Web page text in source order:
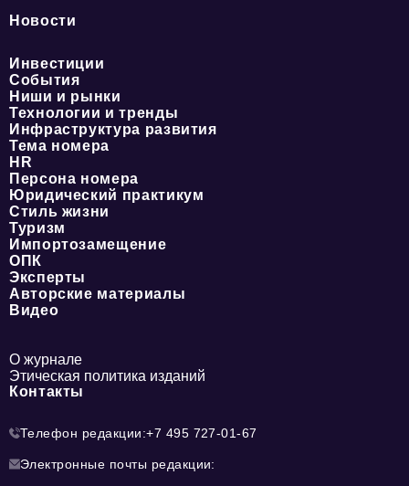
Новости
Инвестиции
События
Ниши и рынки
Технологии и тренды
Инфраструктура развития
Тема номера
HR
Персона номера
Юридический практикум
Стиль жизни
Туризм
Импортозамещение
ОПК
Эксперты
Авторские материалы
Видео
О журнале
Этическая политика изданий
Контакты
Телефон редакции:+7 495 727-01-67
Электронные почты редакции: